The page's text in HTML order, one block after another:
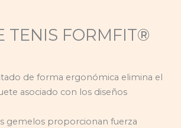
TENIS FORMFIT®
de forma ergonómica elimina el
asociado con los diseños
gemelos proporcionan fuerza